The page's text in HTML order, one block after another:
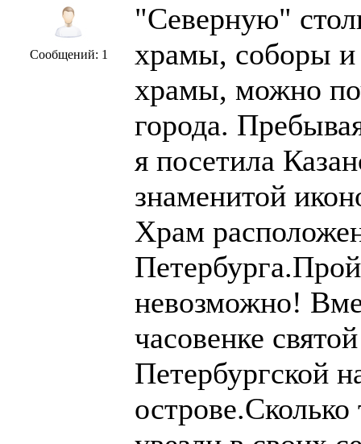
Сообщений: 1
"Северную"
храмы, соборы и
храмы, можно
города.
я посетила
знаменитой
Храм
невозможно!
часовенке
Петербургской